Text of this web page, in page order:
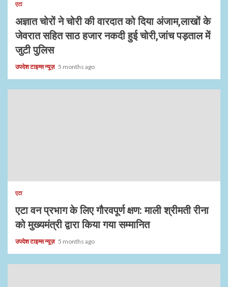
एटा
अज्ञात चोरों ने चोरी की वारदात को दिया अंजाम,लाखों के
जेवरात सहित साठ हजार नकदी हुई चोरी,जांच पड़ताल में
जुटी पुलिस
उपदेश टाइम्स न्यूज़ 5 months ago
एटा
एटा वन प्रभाग के लिए गौरवपूर्ण क्षण: माली श्रीमती रीना
को मुख्यमंत्री द्वारा किया गया सम्मानित
उपदेश टाइम्स न्यूज़ 5 months ago